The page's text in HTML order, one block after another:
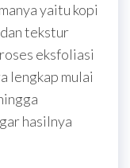
yaitu kopi
tekstur
eksfoliasi
lengkap mulai
hasilnya